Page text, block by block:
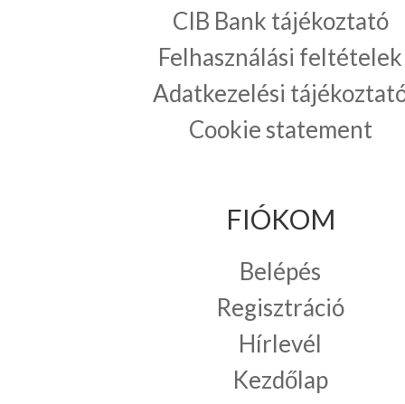
CIB Bank tájékoztató
Felhasználási feltételek
Adatkezelési
Cookie statement
FIÓKOM
Belépés
Regisztráció
Hírlevél
Kezdőlap